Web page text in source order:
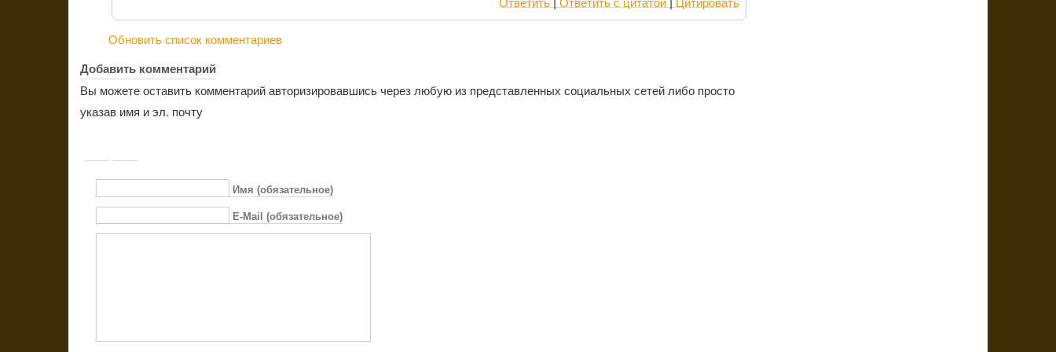
Обновить список комментариев
Добавить комментарий
Вы можете оставить комментарий авторизировавшись через любую из представленных социальных сетей либо просто
указав имя и эл. почту
Имя (обязательное)
E-Mail (обязательное)